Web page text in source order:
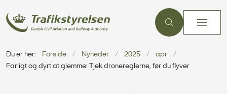
Du er her: Forside Nyheder 2025
apr
Farligt og dyrt at glemme: Tjek dronereglerne, før du flyver